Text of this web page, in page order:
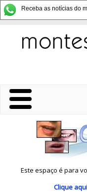
Receba as notícias do
Este espaço é para
Clique aqui